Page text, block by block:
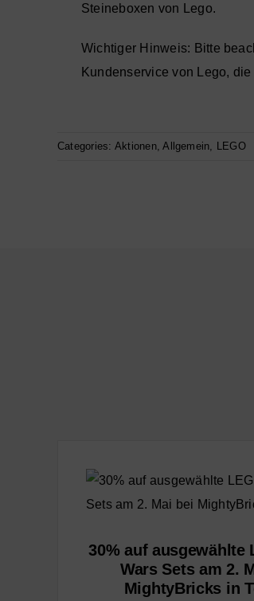
Steineboxen von Lego.
Wichtiger Hinweis: Bitte
Kundenservice von Lego,
Categories: Aktionen,Allgemein, LEGO
30% auf ausgewählte
Wars Sets am 2.
MightyBricks in